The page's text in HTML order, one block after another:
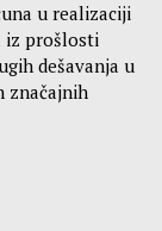
u realizaciji
iz prošlosti
dešavanja u
značajnih